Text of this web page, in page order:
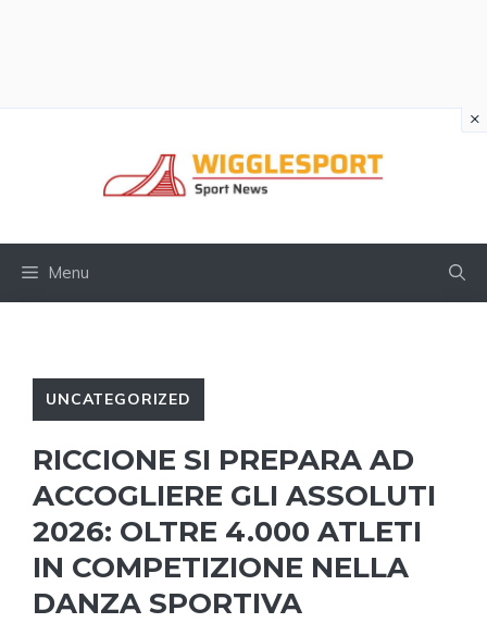
Menu
UNCATEGORIZED
RICCIONE SI PREPARA AD
ACCOGLIERE GLI ASSOLUTI
2026: OLTRE 4.000 ATLETI
IN COMPETIZIONE NELLA
DANZA SPORTIVA
×